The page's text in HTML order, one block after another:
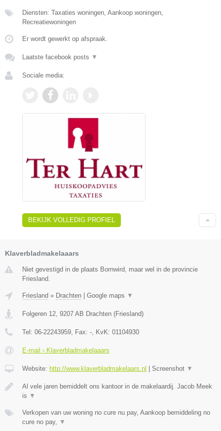
Diensten: Taxaties woningen, Aankoop woningen,
Recreatiewoningen
Er wordt gewerkt op afspraak.
Laatste facebook posts ▼
Sociale media:
BEKIJK VOLLEDIG PROFIEL
Klaverbladmakelaaars
Niet gevestigd in de plaats Bornwird, maar wel in de provincie
Friesland.
Friesland » Drachten | Google maps ▼
Folgeren 12 9207 AB Drachten (Friesland)
Tel: 06-22243959 , Fax: - , KvK: 01104930
E-mail › Klaverbladmakelaaars
Website: http://www.klaverbladmakelaars.nl | Screenshot ▼
Al vele jaren bemiddelt ons kantoor in de makelaardij. Jacob Meek
is ▼
Verkopen van uw woning no cure nu pay, Aankoop bemiddeling no
cure no pay,
▼